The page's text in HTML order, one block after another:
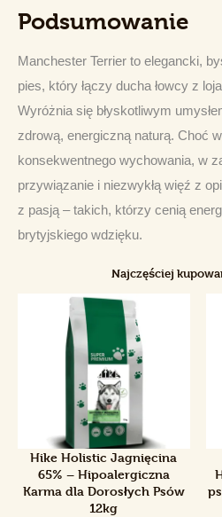
Podsumowanie
Manchester Terrier to elegancki,
pies, który łączy ducha łowcy z
Wyróżnia się błyskotliwym
zdrową, energiczną naturą. Choć
konsekwentnego wychowania, w
przywiązanie i niezwykłą więź z
z pasją – takich, którzy cenią
brytyjskiego wdzięku.
Najczęściej
Hike Holistic Jagnięcina
65% – Hipoalergiczna
Karma dla Dorosłych Psów
12kg